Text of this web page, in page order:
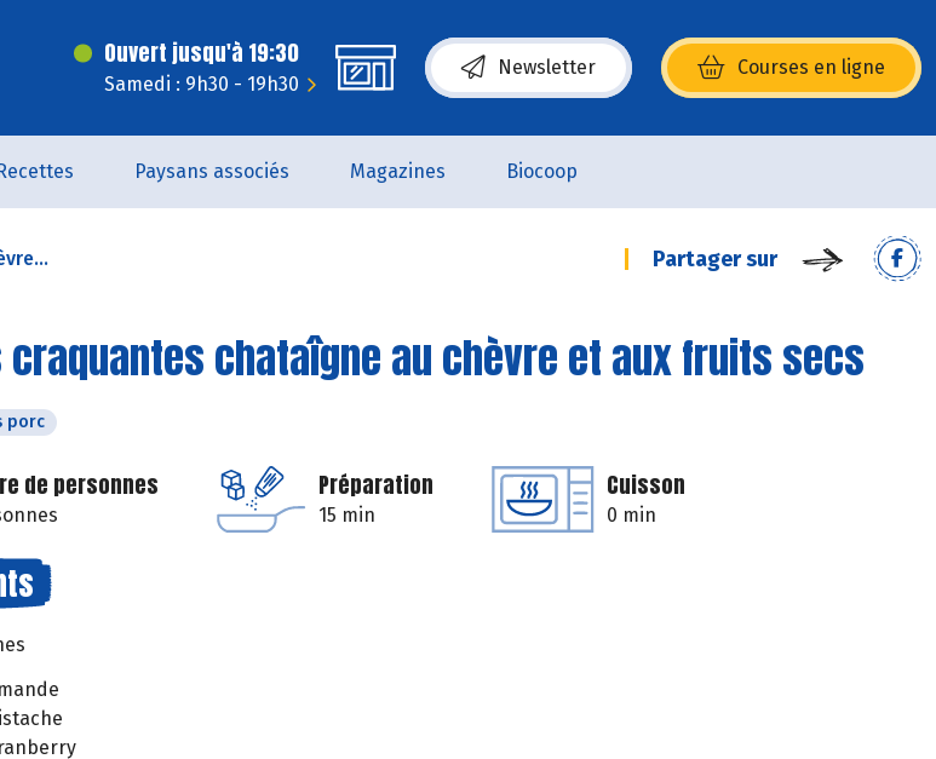
Ouvert jusqu'à 19:30
Samedi : 9h30 - 19h30
Newsletter Courses en ligne
(s’ouvre dans une nouvelle fenêtre)
Paysans associés Magazines Biocoop
Partager sur
craquantes chataîgne au chèvre et aux fruits secs
porc
de personnes Préparation
15 min
Cuisson
0 min